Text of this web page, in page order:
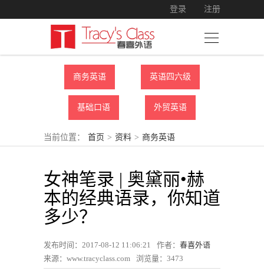
登录 注册
商务英语 英语四六级
基础口语 外贸英语
当前位置： 首页 > 资料 > 商务英语
女神笔录 | 奥黛丽•赫
本的经典语录，你知道
多少？
发布时间：2017-08-12 11:06:21 作者： 春喜外语
来源：www.tracyclass.com
浏览量： 3473